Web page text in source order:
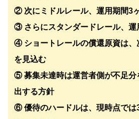
② 次にミドルレール、運用期間3
③ さらにスタンダードレール、運
④ ショートレールの償還原資は、
を見込む
⑤ 募集未達時は運営者側が不足分
出する方針
⑥ 優待のハードルは、現時点では